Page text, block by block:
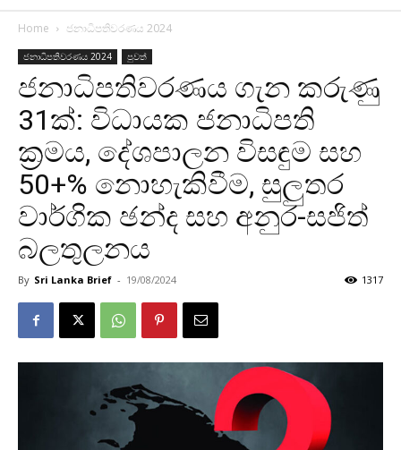
Home ජනාධිපතිවරණය 2024
ජනාධිපතිවරණය 2024 පුවත්
ජනාධිපතිවරණය ගැන කරුණු
31ක්: විධායක ජනාධිපති
ක්‍රමය, දේශපාලන විසඳුම සහ
50+% නොහැකිවීම, සුලුතර
වාර්ගික ඡන්ද සහ අනුර-සජිත්
බලතුලනය
By Sri Lanka Brief - 19/08/2024 1317